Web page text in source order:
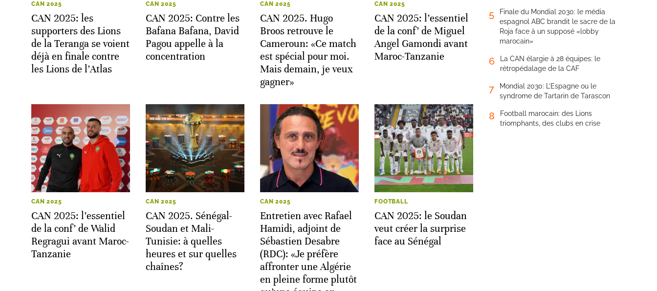
CAN 2025
CAN 2025: les
supporters des Lions
de la Teranga se voient
déjà en finale contre
les Lions de l’Atlas
CAN 2025
CAN 2025: Contre les
Bafana Bafana, David
Pagou appelle à la
concentration
CAN 2025
CAN 2025. Hugo
Broos retrouve le
Cameroun: «Ce match
est spécial pour moi.
Mais demain, je veux
gagner»
CAN 2025
CAN 2025: l’essentiel
de la conf’ de Miguel
Angel Gamondi avant
Maroc-Tanzanie
CAN 2025
CAN 2025: l’essentiel
de la conf’ de Walid
Regragui avant Maroc-
Tanzanie
CAN 2025
CAN 2025. Sénégal-
Soudan et Mali-
Tunisie: à quelles
heures et sur quelles
chaînes?
CAN 2025
Entretien avec Rafael
Hamidi, adjoint de
Sébastien Desabre
(RDC): «Je préfère
affronter une Algérie
en pleine forme plutôt
FOOTBALL
CAN 2025: le Soudan
veut créer la surprise
face au Sénégal
5
Finale du Mondial 2030: le média
espagnol ABC brandit le sacre de la
Roja face à un supposé «lobby
marocain»
6
La CAN élargie à 28 équipes: le
rétropédalage de la CAF
7
Mondial 2030: L’Espagne ou le
syndrome de Tartarin de Tarascon
8
Football marocain: des Lions
triomphants, des clubs en crise